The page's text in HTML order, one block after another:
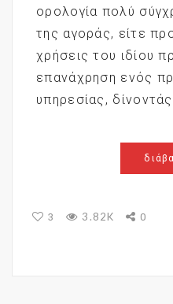
ορολογία πολύ
της αγοράς, είτε
χρήσεις του ιδίου
επανάχρηση ενός
υπηρεσίας,
3 3.82K 0